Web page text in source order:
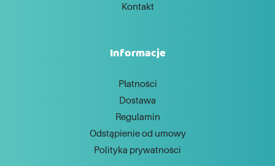
Kontakt
Informacje
Płatności
Dostawa
Regulamin
Odstąpienie od umowy
Polityka prywatności